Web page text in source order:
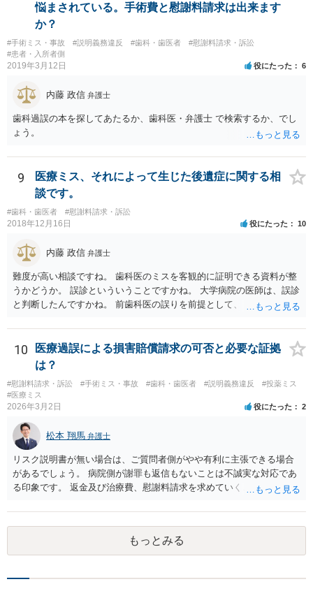
悩まされている。手術費と慰謝料請求は出来ます
か？
#手術ミス・事故 #説明義務違反 #歯科・歯医者
#慰謝料請求・訴訟
#患者・入所者側
2019年3月12日 役にたった 6
内藤 政信 弁護士
歯科過誤の本を探してあたるか、歯科医・弁護士 で検索するか、でし
ょう。
9
医療ミス、それによって生じた後遺症に関する相
談です。
#歯科・歯医者 #慰謝料請求・訴訟
2018年12月16日 役にたった 10
内藤 政信 弁護士
難度が高い相談ですね。 歯科医のミスを客観的に証明できる資料が整
うかどうか。 誤診といういうことですかね。 大学病院の医師は、誤診
と判断したんですかね。 前歯科医の誤りを前提として、 その医師はど
前医師の診断の誤りに起因するものかどうか、 大学病院の医師は、ど
う見ているんでしょうかね。 歯科医の資格を持ってる弁護士もいます
ね。 そのような弁護士を探すのもいいと思いますね。
10
医療過誤による損害賠償請求の可否と必要な証拠
は？
#慰謝料請求・訴訟 #手術ミス・事故 #歯科・歯医者 #説明義務違反
#投薬ミス
#医療ミス
2026年3月2日 役にたった 2
松本 翔馬 弁護士
リスク説明書が無い場合は、ご質問者側がやや有利に主張できる場合
があるでしょう。 病院側が謝罪も返信もないことは不誠実な対応であ
る印象です。 返金及び治療費、慰謝料請求を求めていくことになるか
代理人として病院側との交渉窓口となることも方法の一つです。 ご自
身で内容証明を出される場合、書面にご質問者の不利になる事情を記
載した場合はそれ以降の交渉ハードルが上がってしまうため慎重に検
討されるとよいでしょう。
もっとみる